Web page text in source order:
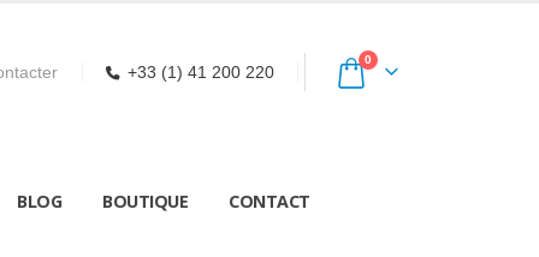
+33 (1) 41 200 220
0
BLOG BOUTIQUE CONTACT